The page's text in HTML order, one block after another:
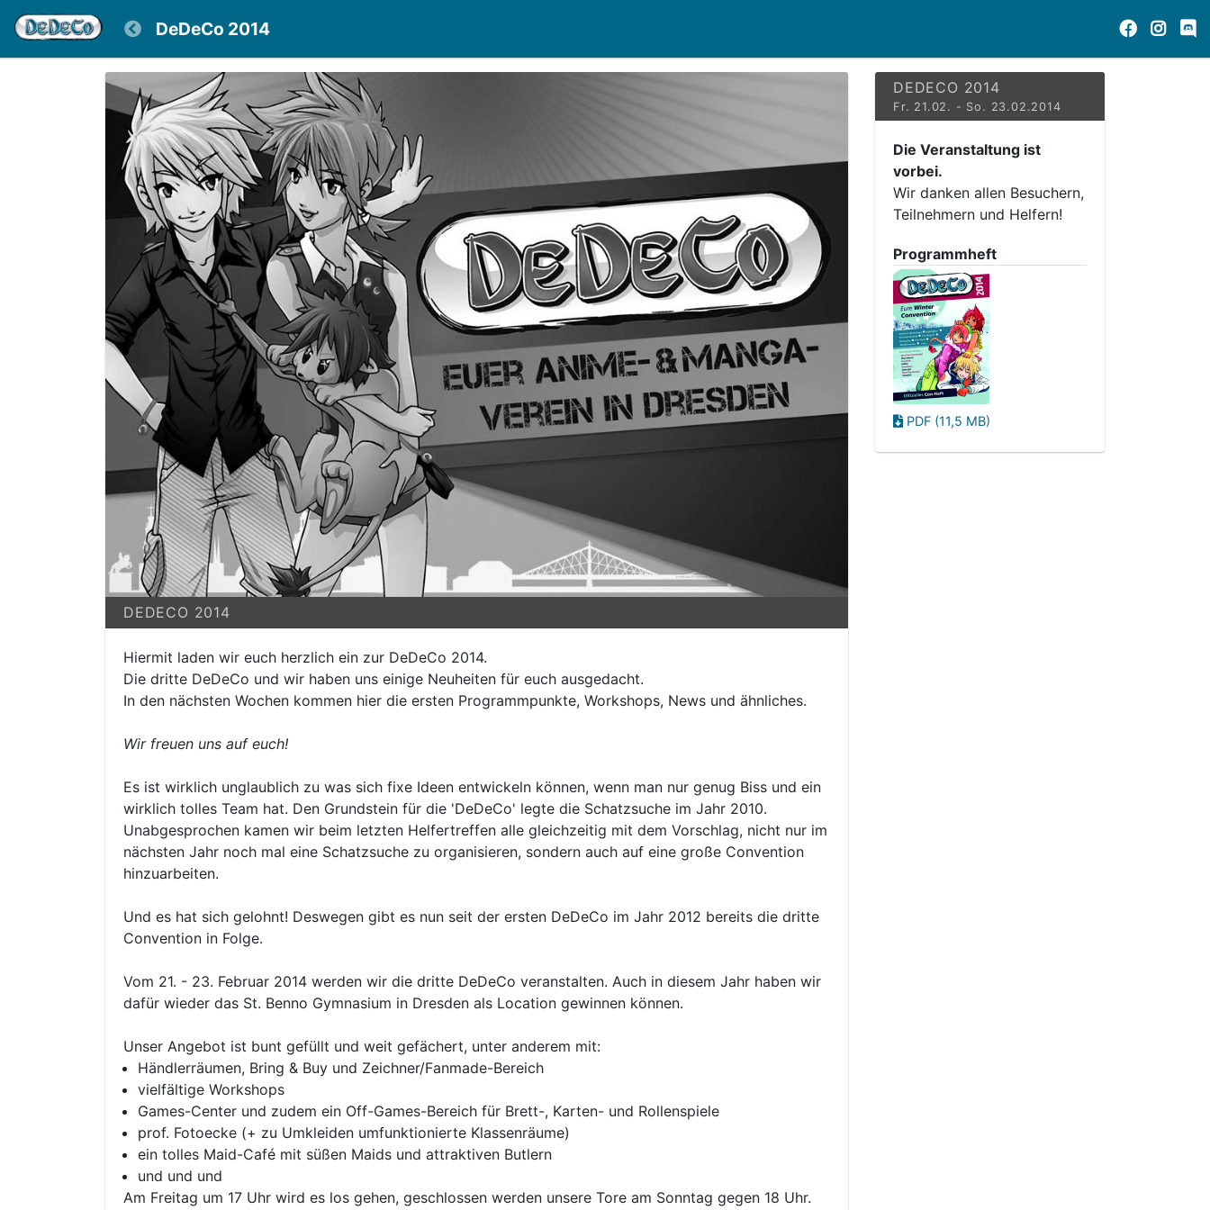
DeDeCo 2014
DEDECO 2014
Hiermit laden wir euch herzlich ein zur DeDeCo 2014.
Die dritte DeDeCo und wir haben uns einige Neuheiten für euch ausgedacht.
In den nächsten Wochen kommen hier die ersten Programmpunkte, Workshops, News und ähnliches.
Wir freuen uns auf euch!
Es ist wirklich unglaublich zu was sich fixe Ideen entwickeln können, wenn man nur genug Biss und ein
wirklich tolles Team hat. Den Grundstein für die 'DeDeCo' legte die Schatzsuche im Jahr 2010.
Unabgesprochen kamen wir beim letzten Helfertreffen alle gleichzeitig mit dem Vorschlag, nicht nur im
nächsten Jahr noch mal eine Schatzsuche zu organisieren, sondern auch auf eine große Convention
hinzuarbeiten.
Und es hat sich gelohnt! Deswegen gibt es nun seit der ersten DeDeCo im Jahr 2012 bereits die dritte
Convention in Folge.
Vom 21. - 23. Februar 2014 werden wir die dritte DeDeCo veranstalten. Auch in diesem Jahr haben wir
dafür wieder das St. Benno Gymnasium in Dresden als Location gewinnen können.
Unser Angebot ist bunt gefüllt und weit gefächert, unter anderem mit:
Händlerräumen, Bring & Buy und Zeichner/Fanmade-Bereich
vielfältige Workshops
Games-Center und zudem ein Off-Games-Bereich für Brett-, Karten- und Rollenspiele
prof. Fotoecke (+ zu Umkleiden umfunktionierte Klassenräume)
ein tolles Maid-Café mit süßen Maids und attraktiven Butlern
und und und
Am Freitag um 17 Uhr wird es los gehen, geschlossen werden unsere Tore am Sonntag gegen 18 Uhr.
DEDECO 2014
Fr. 21.02. - So. 23.02.2014
Die Veranstaltung ist
vorbei.
Wir danken allen Besuchern,
Teilnehmern und Helfern!
Programmheft
PDF (11,5 MB)